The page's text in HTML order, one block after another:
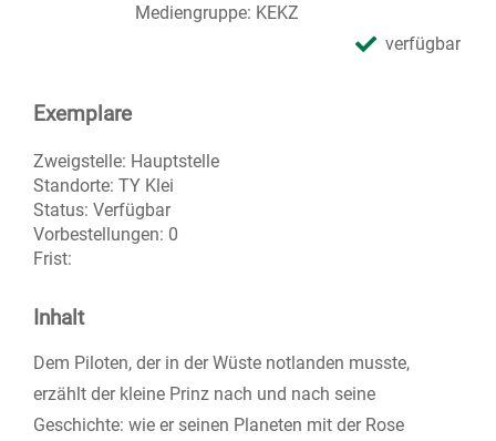
Mediengruppe: KEKZ
verfügbar
Exemplare
Zweigstelle: Hauptstelle
Standorte: TY Klei
Status: Verfügbar
Vorbestellungen: 0
Frist:
Inhalt
Dem Piloten, der in der Wüste notlanden musste,
erzählt der kleine Prinz nach und nach seine
Geschichte: wie er seinen Planeten mit der Rose